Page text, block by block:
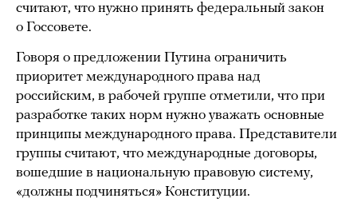
считают, что нужно принять федеральный закон
о Госсовете.
Говоря о предложении Путина ограничить
приоритет международного права над
российским, в рабочей группе отметили, что при
разработке таких норм нужно уважать основные
принципы международного права. Представители
группы считают, что международные договоры,
вошедшие в национальную правовую систему,
«должны подчиняться» Конституции.